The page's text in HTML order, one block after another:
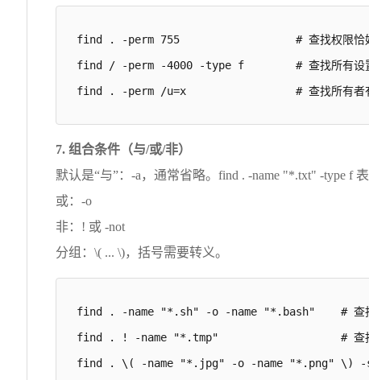
find . -perm 755                  # 查找权限恰
find / -perm -4000 -type f        # 查找所有设置
find . -perm /u=x                 # 查找所有者
7. 组合条件（与/或/非）
默认是“与”：-a，通常省略。find . -name "*.txt" -type f
或：-o
非：! 或 -not
分组：\( ... \)，括号需要转义。
find . -name "*.sh" -o -name "*.bash"    # 查
find . ! -name "*.tmp"                   # 查
find . \( -name "*.jpg" -o -name "*.png" \) -